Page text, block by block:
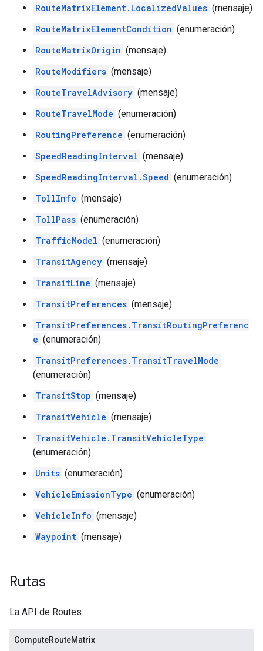
RouteMatrixElement.LocalizedValues (mensaje)
RouteMatrixElementCondition (enumeración)
RouteMatrixOrigin (mensaje)
RouteModifiers (mensaje)
RouteTravelAdvisory (mensaje)
RouteTravelMode (enumeración)
RoutingPreference (enumeración)
SpeedReadingInterval (mensaje)
SpeedReadingInterval.Speed (enumeración)
TollInfo (mensaje)
TollPass (enumeración)
TrafficModel (enumeración)
TransitAgency (mensaje)
TransitLine (mensaje)
TransitPreferences (mensaje)
TransitPreferences.TransitRoutingPreferenc
e (enumeración)
TransitPreferences.TransitTravelMode
(enumeración)
TransitStop (mensaje)
TransitVehicle (mensaje)
TransitVehicle.TransitVehicleType
(enumeración)
Units (enumeración)
VehicleEmissionType (enumeración)
VehicleInfo (mensaje)
Waypoint (mensaje)
Rutas
La API de Routes
ComputeRouteMatrix